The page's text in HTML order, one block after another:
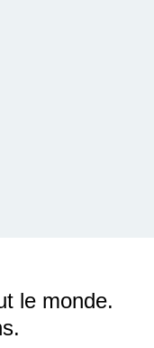
le monde.